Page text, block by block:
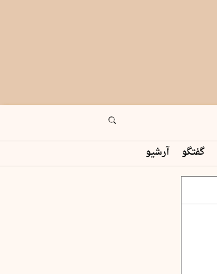
گفتگو آرشیو